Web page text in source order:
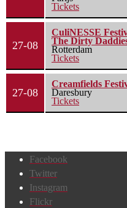
Tickets
27-08
CuliNESSE
The Dirty
Rotterdam
Tickets
27-08
Creamfields
Daresbury
Tickets
Facebook
Twitter
Instagram
Flickr